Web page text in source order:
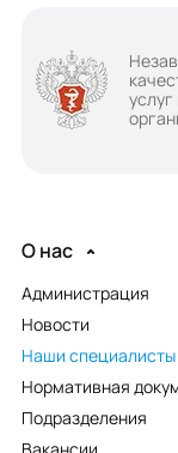
О нас
Администрация
Новости
Наши специалисты
Нормативная
Подразделения